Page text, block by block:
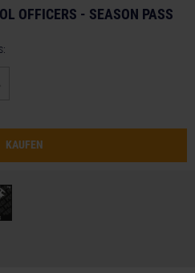
OFFICERS - SEASON PASS
KAUFEN